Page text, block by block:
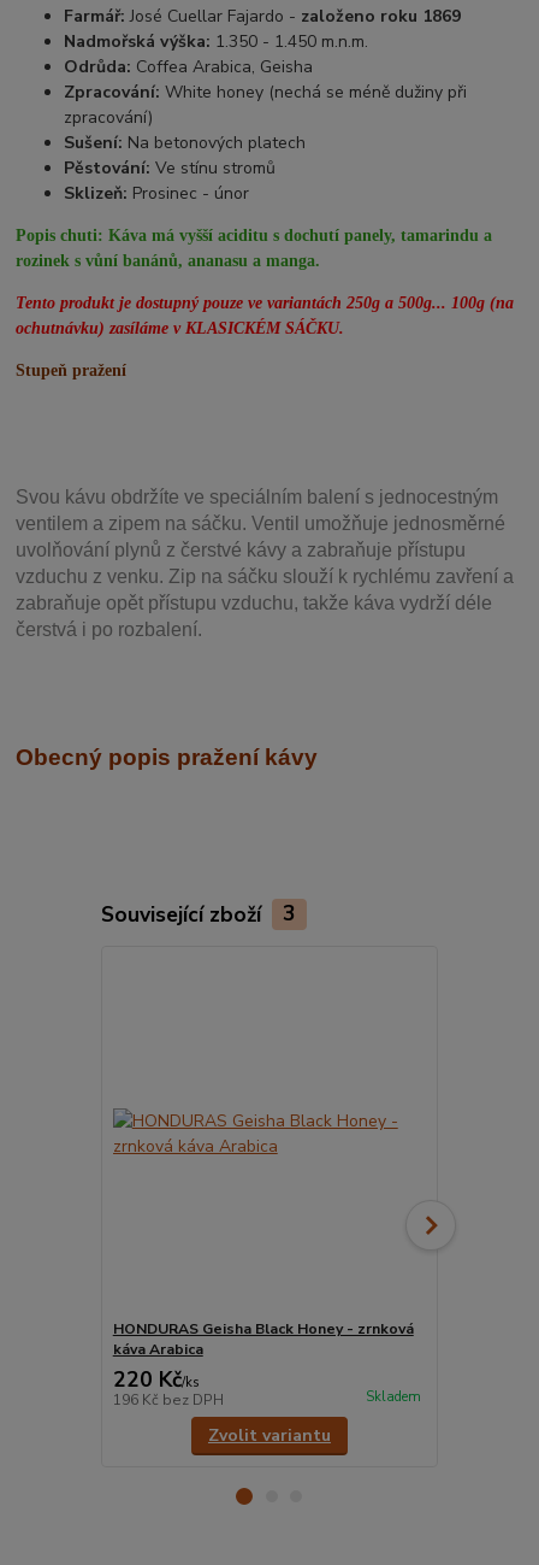
Farmář: José Cuellar Fajardo - založeno roku 1869
Nadmořská výška: 1.350 - 1.450 m.n.m.
Odrůda: Coffea Arabica, Geisha
Zpracování: White honey (nechá se méně dužiny při
zpracování)
Sušení: Na betonových platech
Pěstování: Ve stínu stromů
Sklizeň: Prosinec - únor
Popis chuti:Káva má vyšší aciditu s dochutí panely, tamarindu a
rozinek s vůní banánů, ananasu a manga.
Tento produkt je dostupný pouze ve variantách 250g a 500g... 100g (na
ochutnávku) zasíláme v KLASICKÉM SÁČKU.
Stupeň pražení
Svou kávu obdržíte ve speciálním balení s jednocestným
ventilem a zipem na sáčku. Ventil umožňuje jednosměrné
uvolňování plynů z čerstvé kávy a zabraňuje přístupu
vzduchu z venku. Zip na sáčku slouží k rychlému zavření a
zabraňuje opět přístupu vzduchu, takže káva vydrží déle
čerstvá i po rozbalení.
Obecný popis pražení kávy
Související zboží 3
HONDURAS Geisha Black Honey - zrnková
káva Arabica
220 Kč/ks
196 Kč bez DPH Skladem
Zvolit variantu